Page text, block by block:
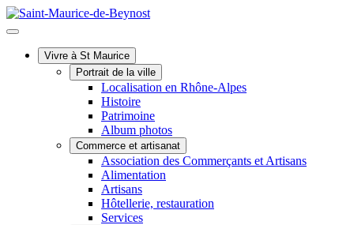
Vivre à St Maurice
Portrait de la ville
Localisation en Rhône-Alpes
Histoire
Patrimoine
Album photos
Commerce et artisanat
Association des Commerçants et Artisans
Alimentation
Artisans
Hôtellerie, restauration
Services